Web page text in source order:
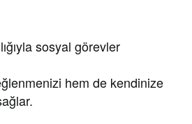
sosyal görevler
hem de kendinize